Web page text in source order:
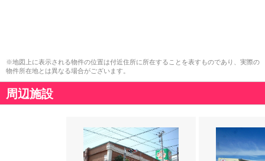
※地図上に表示される物件の位置は付近住所に所在することを表すものであり、実際の
物件所在地とは異なる場合がございます。
周辺施設